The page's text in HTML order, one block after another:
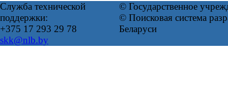
Служба технической
поддержки:
+375 17 293 29 78
skk@nlb.by
© Государственное
© Поисковая система
Беларуси